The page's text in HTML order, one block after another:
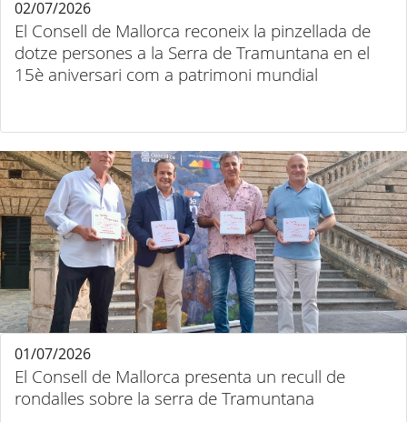
El Consell de Mallorca reconeix la pinzellada de
dotze persones a la Serra de Tramuntana en el
15è aniversari com a patrimoni mundial
02/07/2026
El Consell de Mallorca presenta un recull de
rondalles sobre la serra de Tramuntana
01/07/2026